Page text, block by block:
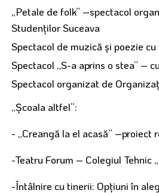
„Petale de folk” –spectacol
Studenţilor Suceava
Spectacol de muzică şi poezie
Spectacol „S-a aprins o stea” –
Spectacol organizat de
„Şcoala altfel”:
- „Creangă la el acasă” –proiect
-Teatru Forum – Colegiul Tehnic
-Întâlnire cu tinerii: Opţiuni în